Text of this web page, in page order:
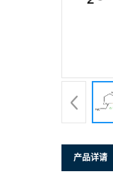
产品详请